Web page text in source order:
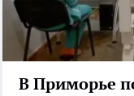
В Приморье